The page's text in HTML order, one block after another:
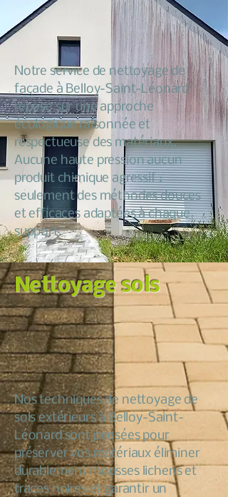
Notre service de nettoyage de
façade à Belloy-Saint-Léonard
repose sur une approche
écologique raisonnée et
respectueuse des matériaux.
Aucune haute pression aucun
produit chimique agressif :
seulement des méthodes douces
et efficaces adaptées à chaque
support.
Nettoyage sols
Nos techniques de nettoyage de
sols extérieurs à Belloy-Saint-
Léonard sont pensées pour
préserver vos matériaux éliminer
durablement mousses lichens et
traces noires et garantir un